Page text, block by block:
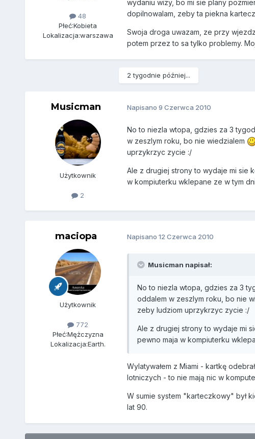
48
Płeć:Kobieta
Lokalizacja:warszawa
wydaniu wizy, bo mi sie plany
dopilnowalam, zeby ta piekna
Swoja droga uwazam, ze przy
potem przez to sa tylko problemy.
2 tygodnie później...
Musicman
Użytkownik
2
Napisano 9 Czerwca 2010
No to niezla wtopa, gdzies za 3
w zeszlym roku, bo nie wiedzialem
uprzykrzyc zycie :/
Ale z drugiej strony to wydaje mi sie
w kompiuterku wklepane ze w tym
maciopa
Użytkownik
772
Płeć:Mężczyzna
Lokalizacja:Earth.
Napisano 12 Czerwca 2010
Musicman napisał:
No to niezla wtopa, gdzies za 3
oddalem w zeszlym roku, bo nie
zeby ludziom uprzykrzyc zycie :/
Ale z drugiej strony to wydaje mi
pewno maja w kompiuterku
Wylatywałem z Miami - kartkę
lotniczych - to nie mają nic w
W sumie system "karteczkowy" był
lat 90.